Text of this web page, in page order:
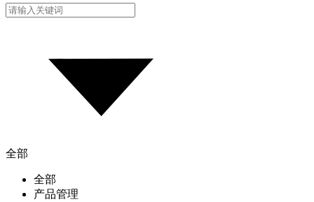
全部
全部
产品管理